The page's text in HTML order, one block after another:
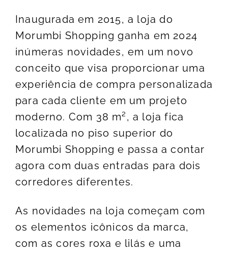
Inaugurada em 2015, a loja do
Morumbi Shopping ganha em 2024
inúmeras novidades, em um novo
conceito que visa proporcionar uma
experiência de compra personalizada
para cada cliente em um projeto
moderno. Com 38 m², a loja fica
localizada no piso superior do
Morumbi Shopping e passa a contar
agora com duas entradas para dois
corredores diferentes.
As novidades na loja começam com
os elementos icônicos da marca,
com as cores roxa e lilás e uma